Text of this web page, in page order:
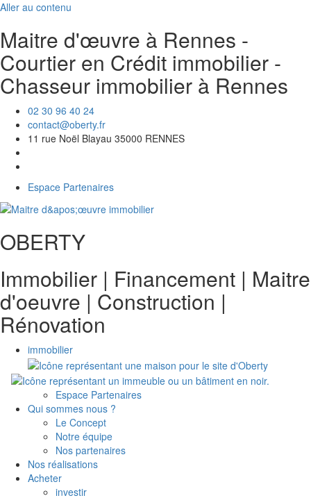
Aller au contenu
Maitre d'œuvre à Rennes -
Courtier en Crédit immobilier -
Chasseur immobilier à Rennes
02 30 96 40 24
contact@oberty.fr
11 rue Noël Blayau 35000 RENNES
Espace Partenaires
OBERTY
Immobilier | Financement | Maitre
d'oeuvre | Construction |
Rénovation
immobilier
Espace Partenaires
Qui sommes nous ?
Le Concept
Notre équipe
Nos partenaires
Nos réalisations
Acheter
investir